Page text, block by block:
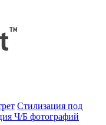
Стилизация под
Ч/Б фотографий